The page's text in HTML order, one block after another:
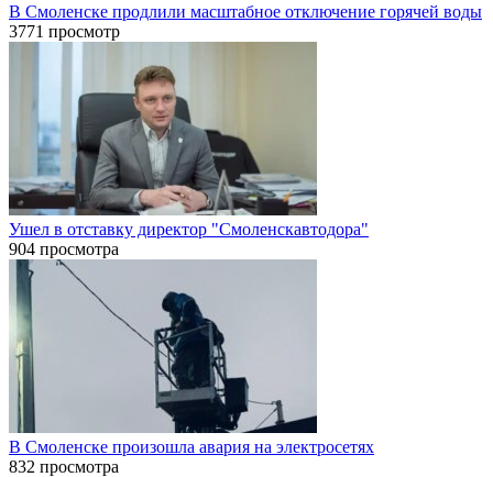
В Смоленске продлили масштабное отключение горячей воды
3771 просмотр
Ушел в отставку директор "Смоленскавтодора"
904 просмотра
В Смоленске произошла авария на электросетях
832 просмотра